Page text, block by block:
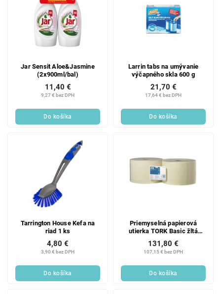
Jar Sensit Aloe&Jasmine
(2x900ml/bal)
9,27 € bez DPH
11,40 €
Do košíka
Larrin tabs na umývanie
výčapného skla 600 g
17,64 € bez DPH
21,70 €
Do košíka
Tarrington House Kefa na
riad 1 ks
3,90 € bez DPH
4,80 €
Do košíka
Priemyselná papierová
utierka TORK Basic žltá
1vrstva - 2ks
107,15 € bez DPH
131,80 €
Do košíka